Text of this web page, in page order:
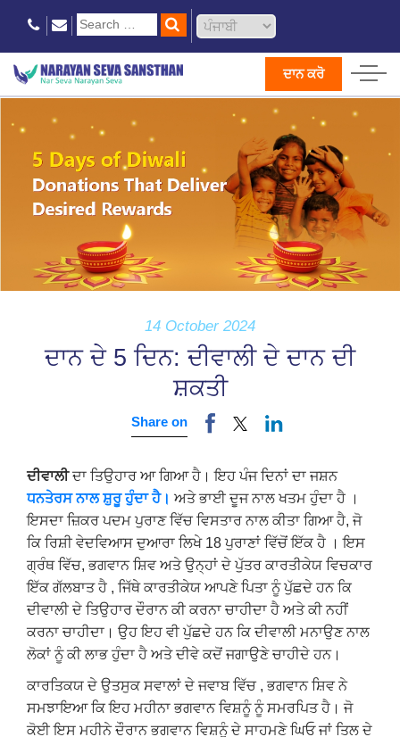
ਦਾਨ ਕਰੋ
14 October 2024
ਦਾਨ ਦੇ 5 ਦਿਨ: ਦੀਵਾਲੀ ਦੇ ਦਾਨ ਦੀ
ਸ਼ਕਤੀ
Share on
ਦੀਵਾਲੀਦਾ ਤਿਉਹਾਰ ਆ ਗਿਆ ਹੈ। ਇਹ ਪੰਜ ਦਿਨਾਂ ਦਾ ਜਸ਼ਨ
ਧਨਤੇਰਸ ਨਾਲ ਸ਼ੁਰੂ ਹੁੰਦਾ ਹੈ। ਅਤੇ ਭਾਈ ਦੂਜ ਨਾਲ ਖਤਮ ਹੁੰਦਾ ਹੈ ।
ਇਸਦਾ ਜ਼ਿਕਰ ਪਦਮ ਪੁਰਾਣ ਵਿੱਚ ਵਿਸਤਾਰ ਨਾਲ ਕੀਤਾ ਗਿਆ ਹੈ, ਜੋ
ਕਿ ਰਿਸ਼ੀ ਵੇਦਵਿਆਸ ਦੁਆਰਾ ਲਿਖੇ 18 ਪੁਰਾਣਾਂ ਵਿੱਚੋਂ ਇੱਕ ਹੈ । ਇਸ
ਗ੍ਰੰਥ ਵਿੱਚ, ਭਗਵਾਨ ਸ਼ਿਵ ਅਤੇ ਉਨ੍ਹਾਂ ਦੇ ਪੁੱਤਰ ਕਾਰਤੀਕੇਯ ਵਿਚਕਾਰ
ਇੱਕ ਗੱਲਬਾਤ ਹੈ , ਜਿੱਥੇ ਕਾਰਤੀਕੇਯ ਆਪਣੇ ਪਿਤਾ ਨੂੰ ਪੁੱਛਦੇ ਹਨ ਕਿ
ਦੀਵਾਲੀ ਦੇ ਤਿਉਹਾਰ ਦੌਰਾਨ ਕੀ ਕਰਨਾ ਚਾਹੀਦਾ ਹੈ ਅਤੇ ਕੀ ਨਹੀਂ
ਕਰਨਾ ਚਾਹੀਦਾ। ਉਹ ਇਹ ਵੀ ਪੁੱਛਦੇ ਹਨ ਕਿ ਦੀਵਾਲੀ ਮਨਾਉਣ ਨਾਲ
ਲੋਕਾਂ ਨੂੰ ਕੀ ਲਾਭ ਹੁੰਦਾ ਹੈ ਅਤੇ ਦੀਵੇ ਕਦੋਂ ਜਗਾਉਣੇ ਚਾਹੀਦੇ ਹਨ।
ਕਾਰਤਿਕਯ ਦੇ ਉਤਸੁਕ ਸਵਾਲਾਂ ਦੇ ਜਵਾਬ ਵਿੱਚ , ਭਗਵਾਨ ਸ਼ਿਵ ਨੇ
ਸਮਝਾਇਆ ਕਿ ਇਹ ਮਹੀਨਾ ਭਗਵਾਨ ਵਿਸ਼ਨੂੰ ਨੂੰ ਸਮਰਪਿਤ ਹੈ। ਜੋ
ਕੋਈ ਇਸ ਮਹੀਨੇ ਦੌਰਾਨ ਭਗਵਾਨ ਵਿਸ਼ਨੂੰ ਦੇ ਸਾਹਮਣੇ ਘਿਓ ਜਾਂ ਤਿਲ ਦੇ